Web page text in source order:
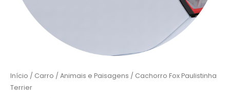
Início / Carro / Animais e Paisagens / Cachorro Fox Paulistinha
Terrier